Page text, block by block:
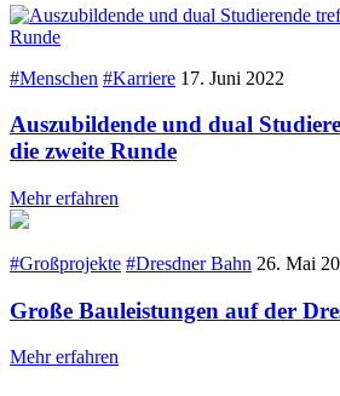
#Menschen #Karriere 17. Juni 2022
Auszubildende und dual
die zweite Runde
Mehr erfahren
#Großprojekte #Dresdner Bahn 26. Mai
Große Bauleistungen auf der
Mehr erfahren